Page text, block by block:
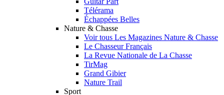
Télérama
Échappées Belles
Nature & Chasse
Voir tous Les Magazines Nature & Chasse
Le Chasseur Français
La Revue Nationale de La Chasse
TirMag
Grand Gibier
Nature Trail
Sport